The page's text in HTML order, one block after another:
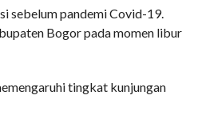
sebelum pandemi Covid-19.
Bogor pada momen libur
tingkat kunjungan